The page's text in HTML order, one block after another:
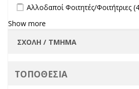
Apply Αλλοδαποί Φοιτητές/
Αλλοδαποί Φοιτητές/Φοιτήτριες
Show more
ΤΟΠΟΘΕΣΙΑ